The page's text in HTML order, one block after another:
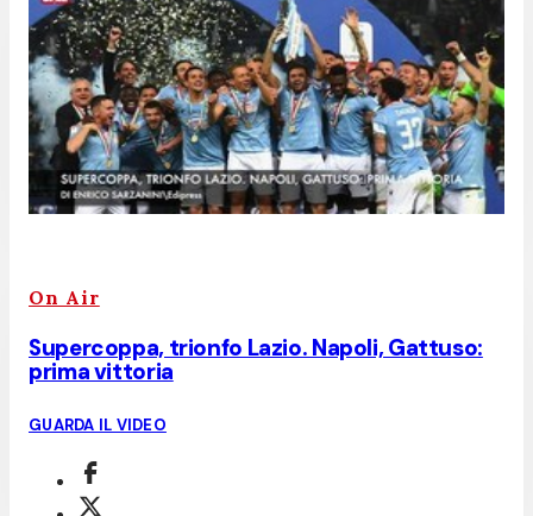
On Air
Supercoppa, trionfo Lazio. Napoli, Gattuso:
prima vittoria
GUARDA IL VIDEO